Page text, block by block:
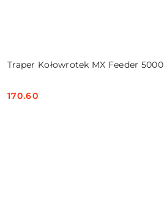
Traper Kołowrotek MX Feeder 5000
Cena:
170.60